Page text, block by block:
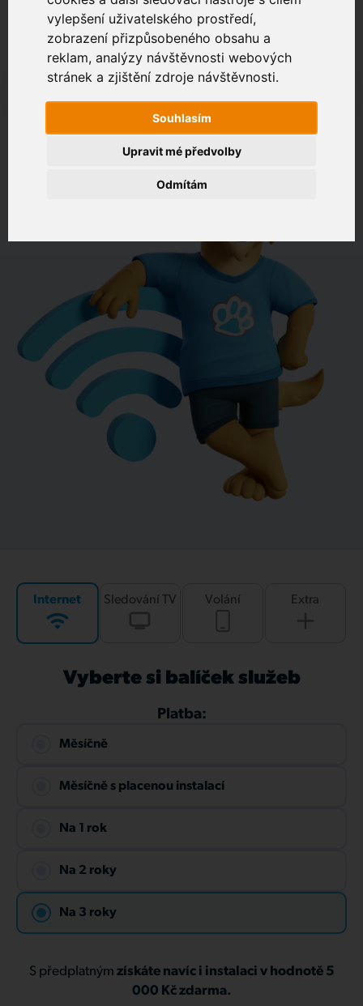
vylepšení uživatelského prostředí,
zobrazení přizpůsobeného obsahu a
reklam, analýzy návštěvnosti webových
stránek a zjištění zdroje návštěvnosti.
Souhlasím
Odmítám
Upravit mé předvolby
Zákaznický portál
Jak rychlé je připojení na vaší adrese?
Internet Sledování TV Volání Extra
Vyberte si balíček služeb
Platba:
Měsíčně
Měsíčně s placenou instalací
Na 1 rok
Na 2 roky
Na 3 roky
S předplatným získáte navíc i instalaci v hodnotě 5
000 Kč zdarma.